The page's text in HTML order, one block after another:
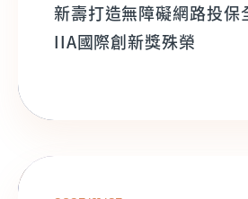
新壽打造無障礙網路投保
IIA國際創新獎殊榮